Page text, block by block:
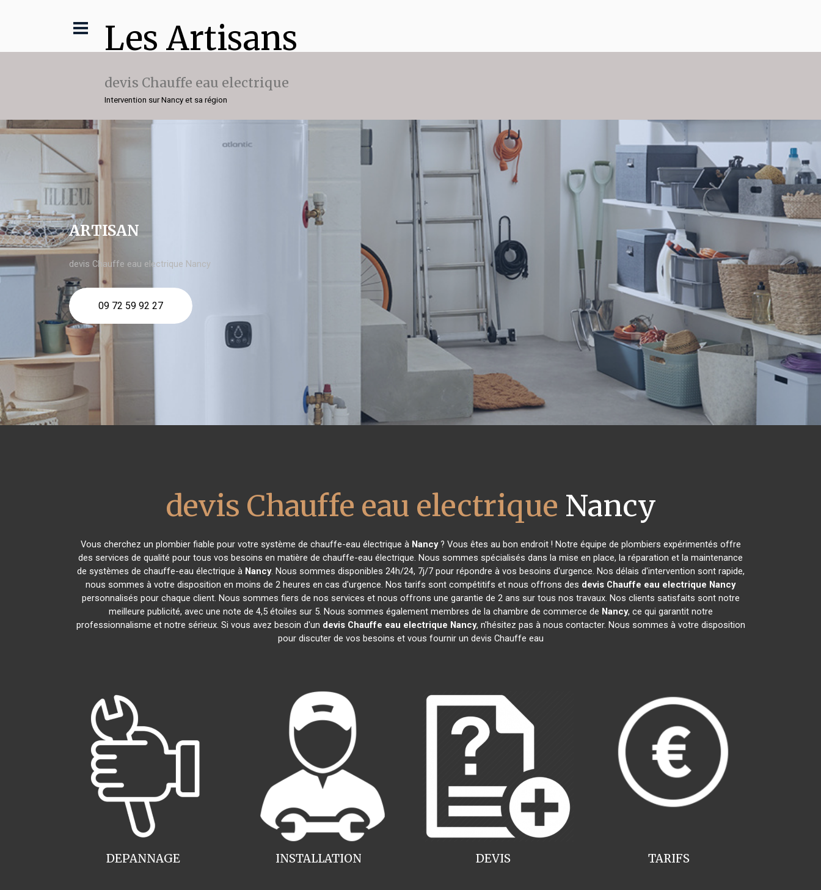
Les Artisans
devis Chauffe eau electrique
Intervention sur Nancy et sa région
ARTISAN
devis Chauffe eau electrique Nancy
09 72 59 92 27
devis Chauffe eau electrique Nancy
Vous cherchez un plombier fiable pour votre système de chauffe-eau électrique à Nancy? Vous êtes au bon endroit ! Notre équipe de plombiers expérimentés offre
des services de qualité pour tous vos besoins en matière de chauffe-eau électrique. Nous sommes spécialisés dans la mise en place, la réparation et la maintenance
de systèmes de chauffe-eau électrique à Nancy. Nous sommes disponibles 24h/24, 7j/7 pour répondre à vos besoins d'urgence. Nos délais d'intervention sont rapide,
nous sommes à votre disposition en moins de 2 heures en cas d'urgence. Nos tarifs sont compétitifs et nous offrons des devis Chauffe eau electrique Nancy
personnalisés pour chaque client. Nous sommes fiers de nos services et nous offrons une garantie de 2 ans sur tous nos travaux. Nos clients satisfaits sont notre
meilleure publicité, avec une note de 4,5 étoiles sur 5. Nous sommes également membres de la chambre de commerce de Nancy, ce qui garantit notre
professionnalisme et notre sérieux. Si vous avez besoin d'un devis Chauffe eau electrique Nancy, n'hésitez pas à nous contacter. Nous sommes à votre disposition
pour discuter de vos besoins et vous fournir un devis Chauffe eau
INSTALLATION
DEPANNAGE TARIFS
DEVIS